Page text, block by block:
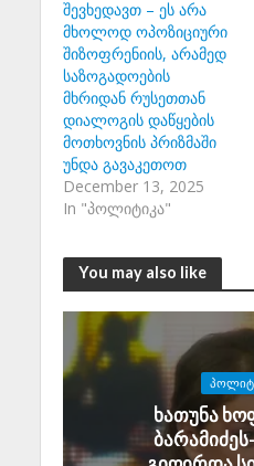
შევხედავთ – ეს არა
მხოლოდ ოპოზიციური
შიზოფრენიის, არამედ
საზოგადოების
მხრიდან რუსეთთან
დიალოგის დაწყების
მოთხოვნის პრიზმაში
უნდა გავაკეთოთ
December 13, 2025
In "პოლიტიკა"
You may also like
ხათუნა